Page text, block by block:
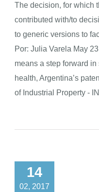
The decision, for which
contributed with/to
to generic versions to
Por: Julia Varela May
means a step forward
health, Argentina’s
of Industrial Property -
14
02, 2017